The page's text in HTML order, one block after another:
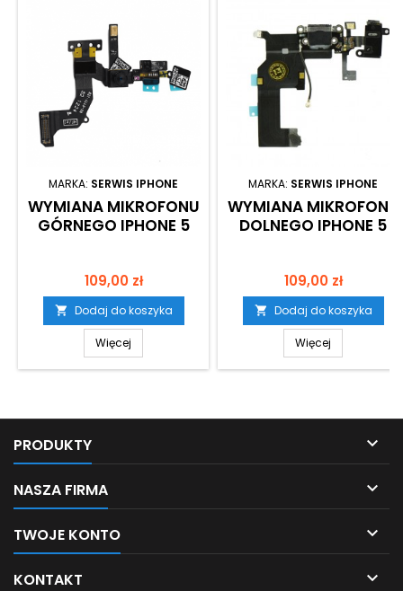
MARKA: SERWIS IPHONE
WYMIANA MIKROFONU
GÓRNEGO IPHONE 5
Cena
109,00 zł
 Dodaj do koszyka
Więcej
MARKA: SERWIS IPHONE
WYMIANA MIKROFONU
DOLNEGO IPHONE 5
Cena
109,00 zł
 Dodaj do koszyka
Więcej
PRODUKTY 
NASZA FIRMA 
TWOJE KONTO 
KONTAKT 